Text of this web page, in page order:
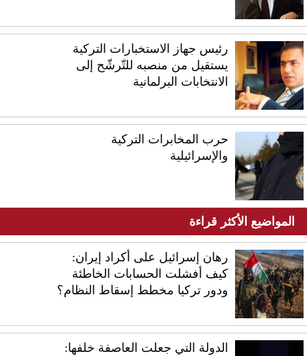
رئيس جهاز الاستخبارات التركية
يستقيل من منصبه للتّرشّح إلى
الانتخابات البرلمانية
حرب المخابرات التركية
والإسرائيلية
المواضيع الأكثر قراءة
رهان إسرائيل على أكراد إيران:
كيف أفشلت الحسابات الخاطئة
ودور تركيا مخطط إسقاط النظام؟
الدولة التي جعلت العاصفة خلفها: